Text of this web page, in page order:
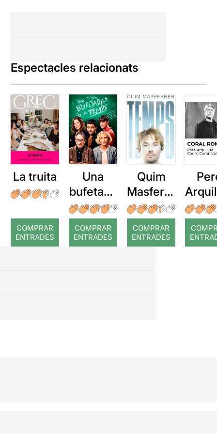
Espectacles relacionats
La truita
COMPRAR
ENTRADES
Una
bufetada
a temps
COMPRAR
ENTRADES
Quim
Masferre
r: Temps
COMPRAR
ENTRADES
: